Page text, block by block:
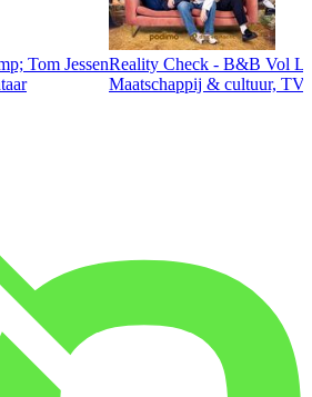
Tom JessenReality Check - B&B Vol
Maatschappij & cultuur,